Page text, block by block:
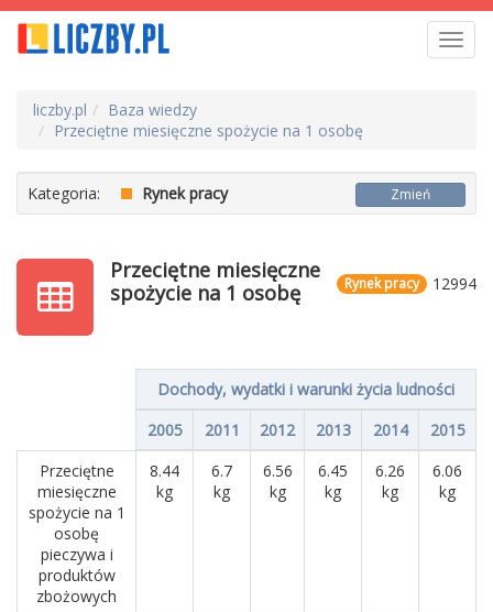
liczby.pl
Baza wiedzy
Przeciętne miesięczne spożycie na 1 osobę
Kategoria: Rynek pracy Zmień
12994
Rynek pracy
Przeciętne miesięczne
spożycie na 1 osobę
Dochody, wydatki i warunki życia ludności
2005
2011 2012 2013 2014
2015
Przeciętne
miesięczne
spożycie na 1
osobę
pieczywa i
produktów
zbożowych
8.44
kg
6.7
kg
6.56
kg
6.45
kg
6.26
kg
6.06
kg